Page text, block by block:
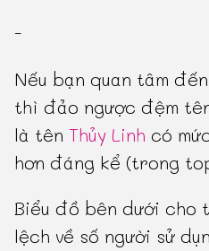
-
Nếu bạn quan tâm
thì đảo ngược đệm
là tên Thủy Linh có
hơn đáng kể (trong
Biểu đồ bên dưới cho
lệch về số người sử